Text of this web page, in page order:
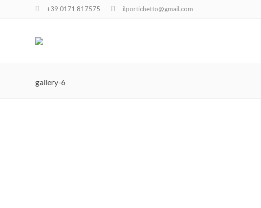
ilportichetto@gmail.com
+39 0171 817575
gallery-6